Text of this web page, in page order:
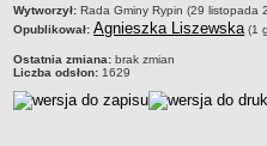
Realizacja zadań publicznych
Rejestr zbiorów danych
Rejestr instytucji kultury
metryczka
Wytworzył: Rada Gminy Rypin (29 listopada
Opublikował: Agnieszka Liszewska(1
Ostatnia zmiana: brak zmian
Liczba odsłon: 1629